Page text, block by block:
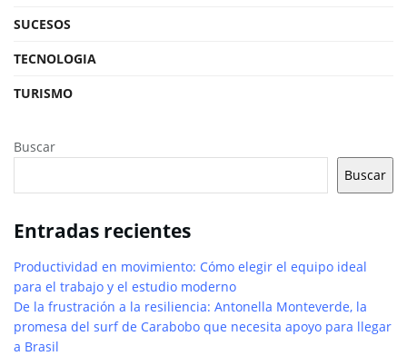
SUCESOS
TECNOLOGIA
TURISMO
Buscar
Buscar
Entradas recientes
Productividad en movimiento: Cómo elegir el equipo ideal
para el trabajo y el estudio moderno
De la frustración a la resiliencia: Antonella Monteverde, la
promesa del surf de Carabobo que necesita apoyo para llegar
a Brasil